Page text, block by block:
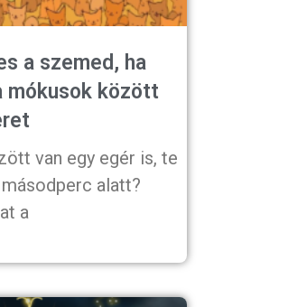
a szemed, ha
mókusok között
van egy egér is, te
alatt?
a